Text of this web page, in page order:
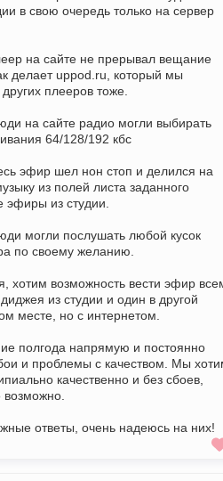
в свою очередь только на сервер
на сайте не прерывал вещание
делает uppod.ru, который мы
плееров тоже.
на сайте радио могли выбирать
64/128/192 кбс
эфир шел нон стоп и делился на
из полей листа заданного
из студии.
могли послушать любой кусок
по своему желанию.
хотим возможность вести эфир
из студии и один в другой
месте, но с интернетом.
полгода напрямую и постоянно
и проблемы с качеством. Мы
качественно и без сбоев,
возможно.
ответы, очень надеюсь на них!